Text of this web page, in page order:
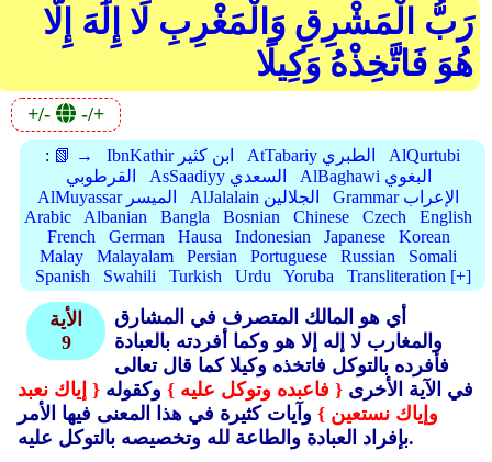
رَبُّ الْمَشْرِقِ وَالْمَغْرِبِ لَا إِلَٰهَ إِلَّا
هُوَ فَاتَّخِذْهُ وَكِيلًا
+/- -/+
: 📗 → IbnKathir ابن كثير AtTabariy الطبري
AlQurtubi
القرطوبي
AsSaadiyy السعدي
AlBaghawi البغوي
AlMuyassar الميسر
AlJalalain الجلالين
Grammar الإعراب
Arabic
Albanian Bangla Bosnian Chinese Czech
English
French
German Hausa Indonesian Japanese
Korean
Malay
Malayalam Persian Portuguese Russian
Somali
Spanish
Swahili Turkish Urdu Yoruba Transliteration [+]
الأية
9
أي هو المالك المتصرف في المشارق
والمغارب لا إله إلا هو وكما أفردته بالعبادة
فأفرده بالتوكل فاتخذه وكيلا كما قال تعالى
في الآية الأخرى { فاعبده وتوكل عليه } وكقوله { إياك نعبد
وإياك نستعين } وآيات كثيرة في هذا المعنى فيها الأمر
بإفراد العبادة والطاعة لله وتخصيصه بالتوكل عليه.